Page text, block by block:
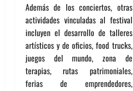
Además de los conciertos, otras
actividades vinculadas al festival
incluyen el desarrollo de talleres
artísticos y de oficios, food trucks,
juegos del mundo, zona de
terapias, rutas patrimoniales,
ferias de emprendedores,